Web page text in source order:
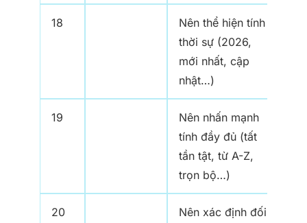
18
Nên thể hiện tính
thời sự (2026,
mới nhất, cập
nhật…)
19
Nên nhấn mạnh
tính đầy đủ (tất
tần tật, từ A-Z,
trọn bộ…)
20
Nên xác định đối